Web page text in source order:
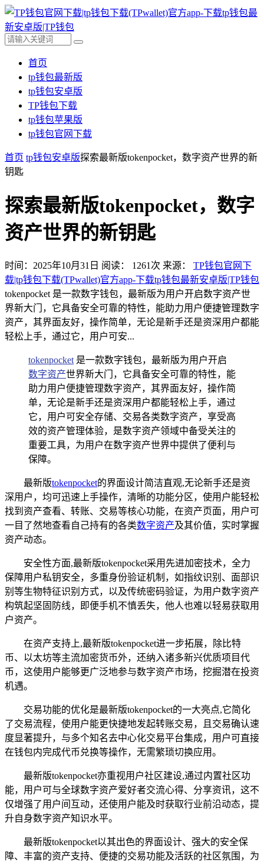
首页
tp钱包最新版
tp钱包安卓版
TP钱包下载
tp钱包苹果版
tp钱包官网下载
首页 tp钱包安卓版探索最新版tokenpocket，数字资产世界的新
钥匙
探索最新版tokenpocket，数字
资产世界的新钥匙
时间：2025年10月31日 阅读： 1261 次 来源： TP钱包官网下
载|tp钱包下载(TPwallet)官方app-下载tp钱包最新安卓版|TP钱包
tokenpocket 是一款数字钱包，最新版为用户开启数字资产世
界新大门，它具备安全可靠的特性，能助力用户便捷管理数字
资产，其界面友好，操作简单，无论是新手还是资深用户都能
轻松上手，通过它，用户可安...
tokenpocket 是一款数字钱包，最新版为用户开启
数字资产世界新大门，它具备安全可靠的特性，能
助力用户便捷管理数字资产，其界面友好，操作简
单，无论是新手还是资深用户都能轻松上手，通过
它，用户可安全存储、交易各类数字资产，享受高
效的资产管理体验，是数字资产领域中备受关注的
重要工具，为用户在数字资产世界中提供了便利与
保障。
最新版tokenpocket的界面设计简洁直观,无论新手还是资
深用户，均可迅速上手操作，清晰的功能分区，使用户能轻松
找到资产查看、转账、交易等核心功能，在资产页面，用户可
一目了然地查看自己持有的各类数字资产及其价值，实时掌握
资产动态。
安全性方面,最新版tokenpocket采用先进加密技术，全力
保障用户私钥安全，多重身份验证机制，如指纹识别、面部识
别等生物特征识别方式，以及传统密码验证，为用户数字资产
构筑起坚固防线，即便手机不慎丢失，他人也难以轻易获取用
户资产。
在资产支持上,最新版tokenpocket进一步拓展，除比特
币、以太坊等主流加密货币外，还纳入诸多新兴优质项目代
币，这使用户能够更广泛地参与数字资产市场，挖掘潜在投资
机遇。
交易功能的优化是最新版tokenpocket的一大亮点,它简化
了交易流程，使用户能更快捷地发起转账交易，且交易确认速
度显著提升，与多个知名去中心化交易平台集成，用户可直接
在钱包内完成代币兑换等操作，无需繁琐切换应用。
最新版tokenpocket亦重视用户社区建设,通过内置社区功
能，用户可与全球数字资产爱好者交流心得、分享资讯，这不
仅增强了用户间互动，还使用户能及时获取行业前沿动态，提
升自身数字资产知识水平。
最新版tokenpocket以其出色的界面设计、强大的安全保
障、丰富的资产支持、便捷的交易功能及活跃的社区氛围，为